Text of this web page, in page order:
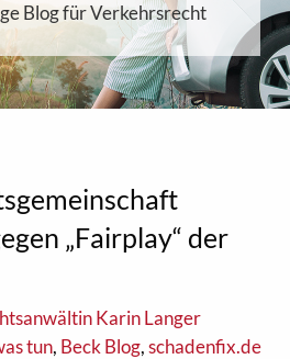
Blog für Verkehrsrecht
„Fairplay“ der
Karin Langer
tun, Beck Blog,schadenfix.de